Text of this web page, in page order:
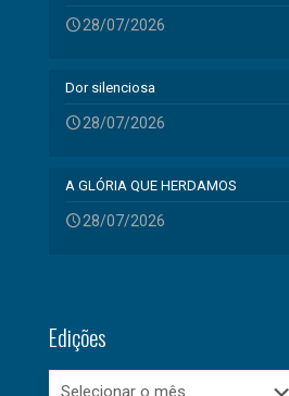
28/07/2026
Dor silenciosa
28/07/2026
A GLÓRIA QUE HERDAMOS
28/07/2026
Edições
Edições